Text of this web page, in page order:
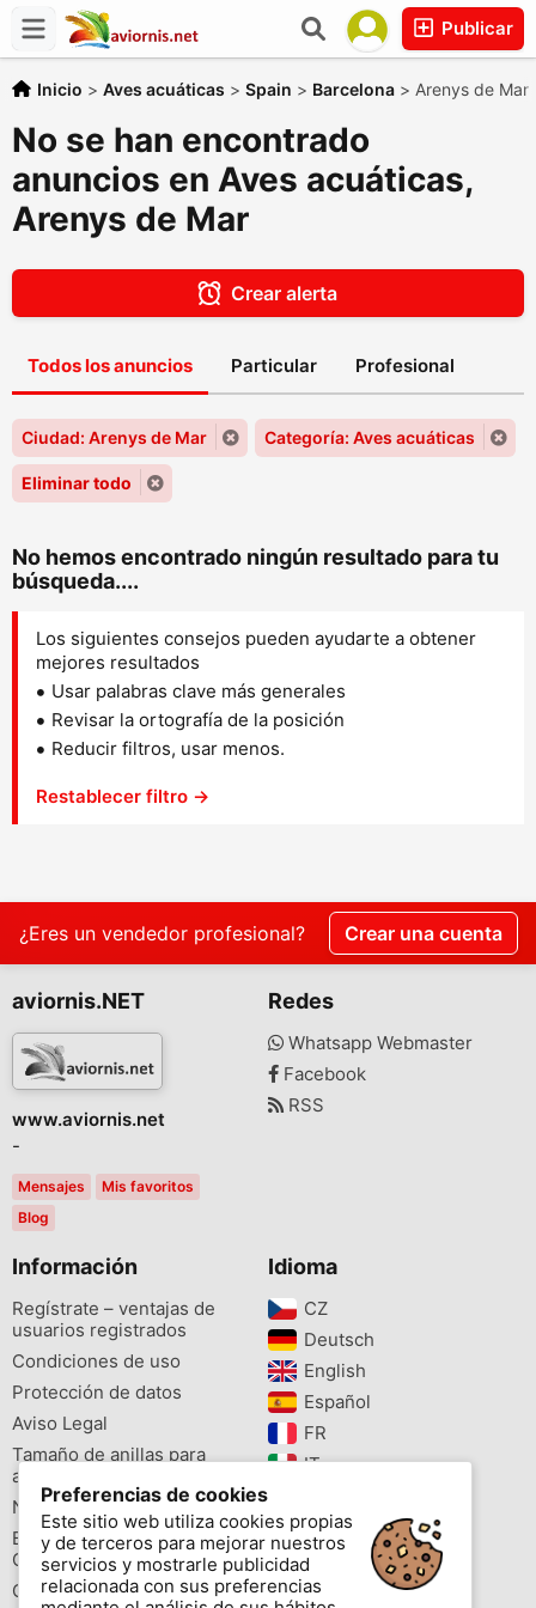
Publicar
Inicio > Aves acuáticas > Spain > Barcelona > Arenys de Mar
No se han encontrado
anuncios en Aves acuáticas,
Arenys de Mar
Crear alerta
Todos los anuncios Particular Profesional
Ciudad: Arenys de Mar Categoría: Aves acuáticas
Eliminar todo
No hemos encontrado ningún resultado para tu
búsqueda....
Los siguientes consejos pueden ayudarte a obtener
mejores resultados
Usar palabras clave más generales
Revisar la ortografía de la posición
Reducir filtros, usar menos.
Restablecer filtro →
¿Eres un vendedor profesional? Crear una cuenta
aviornis.NET
www.aviornis.net
-
Mensajes
Mis favoritos
Blog
Redes
Whatsapp Webmaster
Facebook
RSS
Información
Regístrate – ventajas de
usuarios registrados
Condiciones de uso
Protección de datos
Aviso Legal
Tamaño de anillas para
aves
Newsletter
Buscador de especies
Cites
Colores de las anillas
Idioma
CZ‎
Deutsch‎
English‎
Español‎
FR‎
IT‎
PL‎
PT‎
Preferencias de cookies
Este sitio web utiliza cookies propias
y de terceros para mejorar nuestros
servicios y mostrarle publicidad
relacionada con sus preferencias